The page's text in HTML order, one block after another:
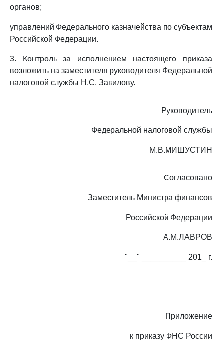
органов;
управлений Федерального казначейства по субъектам
Российской Федерации.
3. Контроль за исполнением настоящего приказа
возложить на заместителя руководителя Федеральной
налоговой службы Н.С. Завилову.
Руководитель
Федеральной налоговой службы
М.В.МИШУСТИН
Согласовано
Заместитель Министра финансов
Российской Федерации
А.М.ЛАВРОВ
"__" __________ 201_ г.
Приложение
к приказу ФНС России